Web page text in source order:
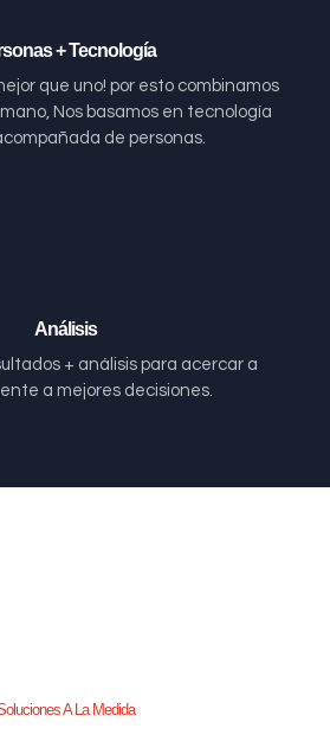
+ Tecnología
que uno! por esto combinamos
Nos basamos en tecnología
de personas.
Análisis
+ análisis para acercar a
a mejores decisiones.
A La Medida